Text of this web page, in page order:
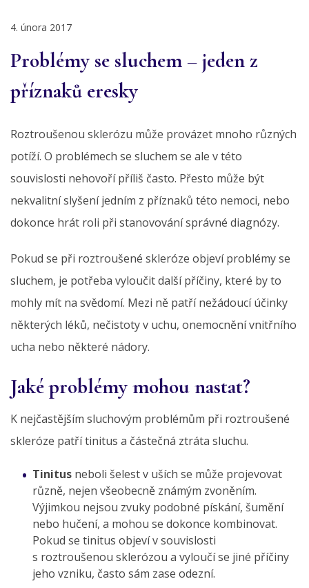
4. února 2017
Problémy se sluchem – jeden z
příznaků eresky
Roztroušenou sklerózu může provázet mnoho různých
potíží. O problémech se sluchem se ale v této
souvislosti nehovoří příliš často. Přesto může být
nekvalitní slyšení jedním z příznaků této nemoci, nebo
dokonce hrát roli při stanovování správné diagnózy.
Pokud se při roztroušené skleróze objeví problémy se
sluchem, je potřeba vyloučit další příčiny, které by to
mohly mít na svědomí. Mezi ně patří nežádoucí účinky
některých léků, nečistoty v uchu, onemocnění vnitřního
ucha nebo některé nádory.
Jaké problémy mohou nastat?
K nejčastějším sluchovým problémům při roztroušené
skleróze patří tinitus a částečná ztráta sluchu.
Tinitus neboli šelest v uších se může projevovat
různě, nejen všeobecně známým zvoněním.
Výjimkou nejsou zvuky podobné pískání, šumění
nebo hučení, a mohou se dokonce kombinovat.
Pokud se tinitus objeví v souvislosti
s roztroušenou sklerózou a vyloučí se jiné příčiny
jeho vzniku, často sám zase odezní.